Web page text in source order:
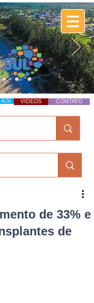
VÍDEOS CONTATO
de 33% e
de